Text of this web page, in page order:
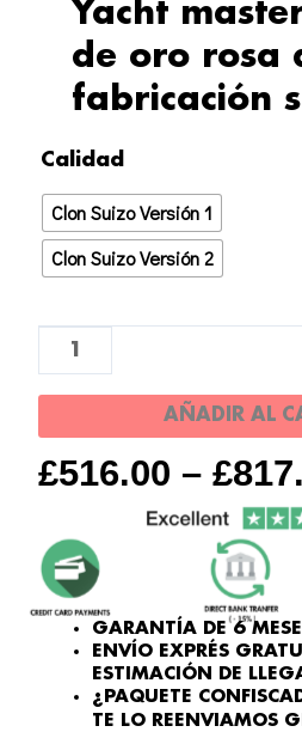
Yacht
de oro rosa
fabricación
£516.00 – £
Calidad
Clon Suizo Versión 1
Clon Suizo Versión 2
Réplica
de
Reloj
Yacht
1
Clon
oro
rosa
fabricación
suiza
cantidad
AÑADIR AL
GARANTÍA DE 6
ENVÍO EXPRÉS
ESTIMACIÓN DE
¿PAQUETE
TE LO REENVIAMOS